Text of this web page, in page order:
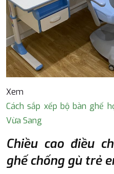
Xem
Cách sắp xếp bộ bàn ghế
Vừa Sang
Chiều cao điều
ghế chống gù trẻ